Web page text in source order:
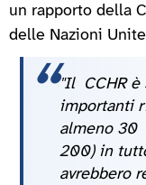
un rapporto della
delle Nazioni
"Il CCHR è
importanti
almeno 30
200) in
avrebbero